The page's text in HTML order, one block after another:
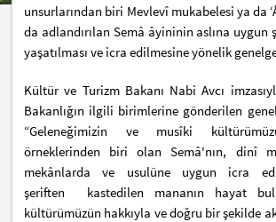
unsurlarından biri Mevlevî mukabelesi ya da
da adlandırılan Semâ âyininin aslına uygun
yaşatılması ve icra edilmesine yönelik
Kültür ve Turizm Bakanı Nabi Avcı
Bakanlığın ilgili birimlerine gönderilen
“Geleneğimizin ve musîki
örneklerinden biri olan Semâ'nın, dinî
mekânlarda ve usulüne uygun icra
şeriften kastedilen mananın hayat
kültürümüzün hakkıyla ve doğru bir şekilde